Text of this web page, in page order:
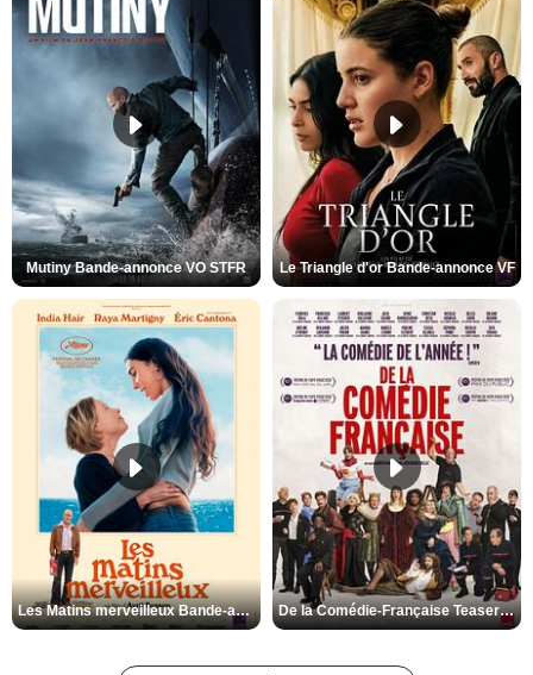
Mutiny Bande-annonce VO STFR Le Triangle d'or Bande-annonce VF
Les Matins merveilleux Bande-annonce VF De la Comédie-Française Teaser VF